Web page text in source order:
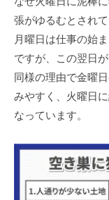
張がゆるむとされ
月曜日は仕事の始
ですが、この翌日
同様の理由で金曜
みやすく、火曜日
なっています。